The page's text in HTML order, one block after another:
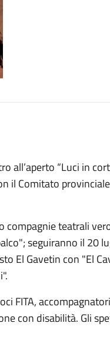
all’aperto “Luci in
il Comitato
teatrali
seguiranno il 20
El Gavetin con "El
FITA,
con disabilità. Gli